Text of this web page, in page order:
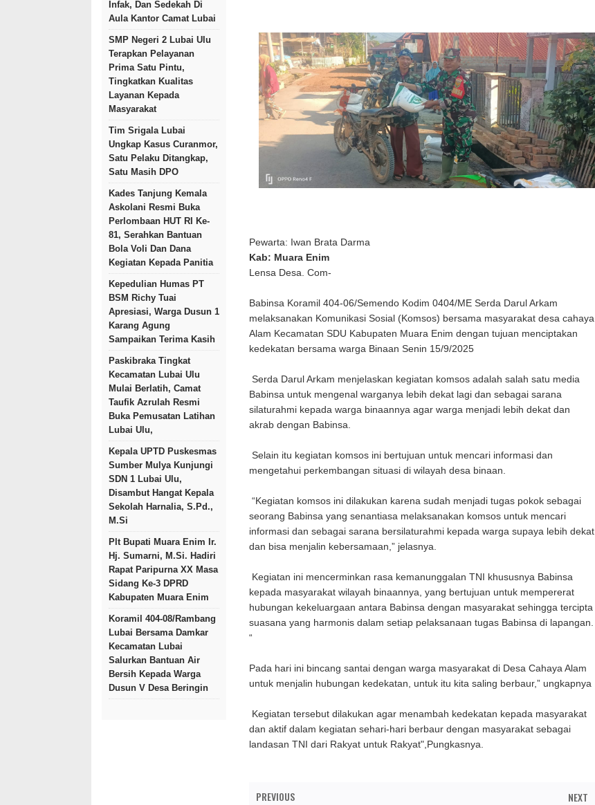
Infak, Dan Sedekah Di
Aula Kantor Camat Lubai
SMP Negeri 2 Lubai Ulu
Terapkan Pelayanan
Prima Satu Pintu,
Tingkatkan Kualitas
Layanan Kepada
Masyarakat
Tim Srigala Lubai
Ungkap Kasus Curanmor,
Satu Pelaku Ditangkap,
Satu Masih DPO
Kades Tanjung Kemala
Askolani Resmi Buka
Perlombaan HUT RI Ke-
81, Serahkan Bantuan
Bola Voli Dan Dana
Kegiatan Kepada Panitia
Kepedulian Humas PT
BSM Richy Tuai
Apresiasi, Warga Dusun 1
Karang Agung
Sampaikan Terima Kasih
Paskibraka Tingkat
Kecamatan Lubai Ulu
Mulai Berlatih, Camat
Taufik Azrulah Resmi
Buka Pemusatan Latihan
Lubai Ulu,
Kepala UPTD Puskesmas
Sumber Mulya Kunjungi
SDN 1 Lubai Ulu,
Disambut Hangat Kepala
Sekolah Harnalia, S.Pd.,
M.Si
Plt Bupati Muara Enim Ir.
Hj. Sumarni, M.Si. Hadiri
Rapat Paripurna XX Masa
Sidang Ke-3 DPRD
Kabupaten Muara Enim
Koramil 404-08/Rambang
Lubai Bersama Damkar
Kecamatan Lubai
Salurkan Bantuan Air
Bersih Kepada Warga
Dusun V Desa Beringin
Pewarta: Iwan Brata Darma
Kab: Muara Enim
Lensa Desa. Com-
Babinsa Koramil 404-06/Semendo Kodim 0404/ME Serda Darul Arkam
melaksanakan Komunikasi Sosial (Komsos) bersama masyarakat desa cahaya
Alam Kecamatan SDU Kabupaten Muara Enim dengan tujuan menciptakan
kedekatan bersama warga Binaan Senin 15/9/2025
Serda Darul Arkam menjelaskan kegiatan komsos adalah salah satu media
Babinsa untuk mengenal warganya lebih dekat lagi dan sebagai sarana
silaturahmi kepada warga binaannya agar warga menjadi lebih dekat dan
akrab dengan Babinsa.
Selain itu kegiatan komsos ini bertujuan untuk mencari informasi dan
mengetahui perkembangan situasi di wilayah desa binaan.
“Kegiatan komsos ini dilakukan karena sudah menjadi tugas pokok sebagai
seorang Babinsa yang senantiasa melaksanakan komsos untuk mencari
informasi dan sebagai sarana bersilaturahmi kepada warga supaya lebih dekat
dan bisa menjalin kebersamaan,” jelasnya.
Kegiatan ini mencerminkan rasa kemanunggalan TNI khususnya Babinsa
kepada masyarakat wilayah binaannya, yang bertujuan untuk mempererat
hubungan kekeluargaan antara Babinsa dengan masyarakat sehingga tercipta
suasana yang harmonis dalam setiap pelaksanaan tugas Babinsa di lapangan.
“
Pada hari ini bincang santai dengan warga masyarakat di Desa Cahaya Alam
untuk menjalin hubungan kedekatan, untuk itu kita saling berbaur,” ungkapnya
Kegiatan tersebut dilakukan agar menambah kedekatan kepada masyarakat
dan aktif dalam kegiatan sehari-hari berbaur dengan masyarakat sebagai
landasan TNI dari Rakyat untuk Rakyat",Pungkasnya.
PREVIOUS NEXT